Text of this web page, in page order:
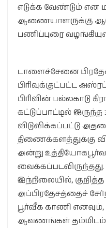
எடுக்க வேண்டும்
ஆணையாளருக்கு
பணிப்புரை
டாளைச்சேனை
பிரிவுக்குட்பட்ட
பிரிவின் பல்லகாடு
கட்டுப்பாட்டில்
விடுவிக்கப்பட்டு
திணைக்களத்துக்கு
அன்று
வைக்கப்படவிருந்தது.
இந்நிலையில்,
அப்பிரதேசத்தைச்
பூர்வீக காணி
ஆவணங்கள் தம்மிடம்